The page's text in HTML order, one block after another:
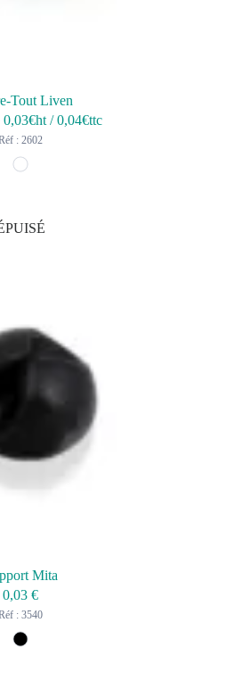
Tout Liven
0,03€ht/0,04€ttc
: 2602
Mita
0,03€
: 3540